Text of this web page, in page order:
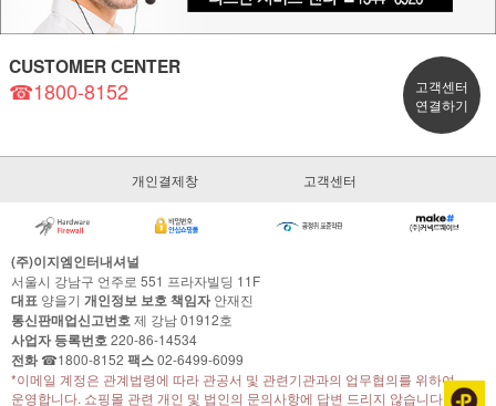
CUSTOMER CENTER
☎1800-8152
고객센터
연결하기
개인결제창 고객센터
(주)이지엠인터내셔널
서울시 강남구 언주로 551 프라자빌딩 11F
대표 양을기 개인정보 보호 책임자안재진
통신판매업신고번호제 강남 01912호
사업자 등록번호220-86-14534
전화☎1800-8152 팩스02-6499-6099
*이메일 계정은 관계법령에 따라 관공서 및 관련기관과의 업무협의를 위하여
운영합니다. 쇼핑몰 관련 개인 및 법인의 문의사항에 답변 드리지 않습니다.